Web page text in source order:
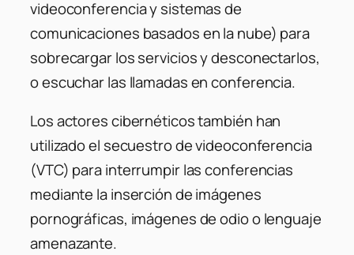
videoconferencia y sistemas de
comunicaciones basados ​​en la nube) para
sobrecargar los servicios y desconectarlos,
o escuchar las llamadas en conferencia.
Los actores cibernéticos también han
utilizado el secuestro de videoconferencia
(VTC) para interrumpir las conferencias
mediante la inserción de imágenes
pornográficas, imágenes de odio o lenguaje
amenazante.